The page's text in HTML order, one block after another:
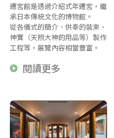
遷宮館是透過介紹式年遷宮，繼
承日本傳統文化的博物館。
從各儀式的簡介、供奉的裝束、
神寶（天照大神的用品等）製作
工程等，展覽內容相當豐富。
閱讀更多